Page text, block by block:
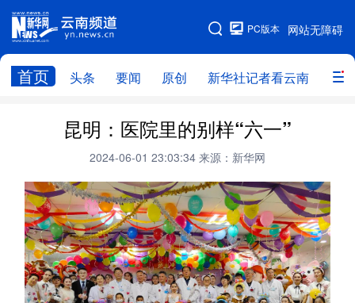
网站无障碍
PC版本
首页 头条 要闻 原创 新华社记者看云南 政务
网站地图
头条 云南要闻 本网原创
新华社记者看云南 政务
廉政 云南省领导报道集 旅游
教育
州市
社会
图片
经济 服务 云南故事
昆明：医院里的别样“六一”
2024-06-01 23:03:34 来源：新华网